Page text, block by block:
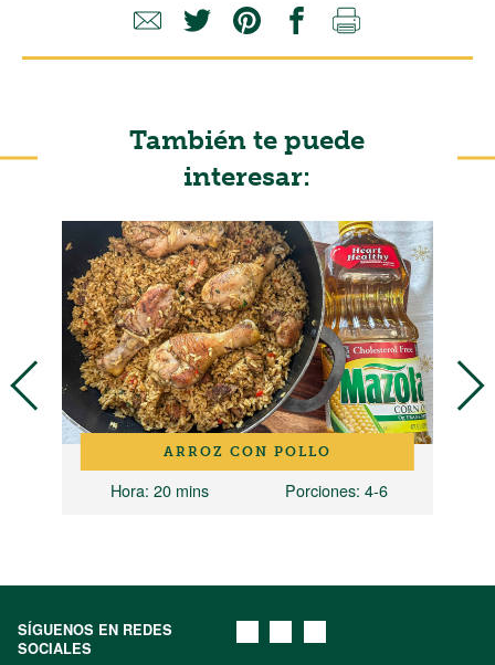
También te puede
interesar:
ARROZ CON POLLO
Hora: 20 mins Porciones: 4-6
SÍGUENOS EN REDES
SOCIALES